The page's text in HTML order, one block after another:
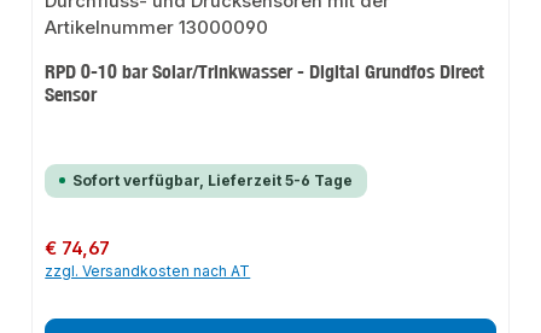
RPD 0-10 bar Solar/Trinkwasser - Digital Grundfos Direct
Sensor
Sofort verfügbar, Lieferzeit 5-6 Tage
Regulärer Preis:
€ 74,67
zzgl. Versandkosten nach AT